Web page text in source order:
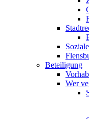
Beteiligung
Wer